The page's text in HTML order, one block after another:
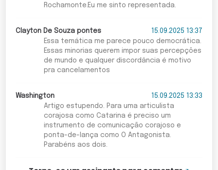
Rochamonte.Eu me sinto representada.
Clayton De Souza pontes
15.09.2025 13:37
Essa temática me parece pouco democrática.
Essas minorias querem impor suas percepções
de mundo e qualquer discordância é motivo
pra cancelamentos
Washington
15.09.2025 13:33
Artigo estupendo. Para uma articulista
corajosa como Catarina é preciso um
instrumento de comunicação corajoso e
ponta-de-lança como O Antagonista.
Parabéns aos dois.